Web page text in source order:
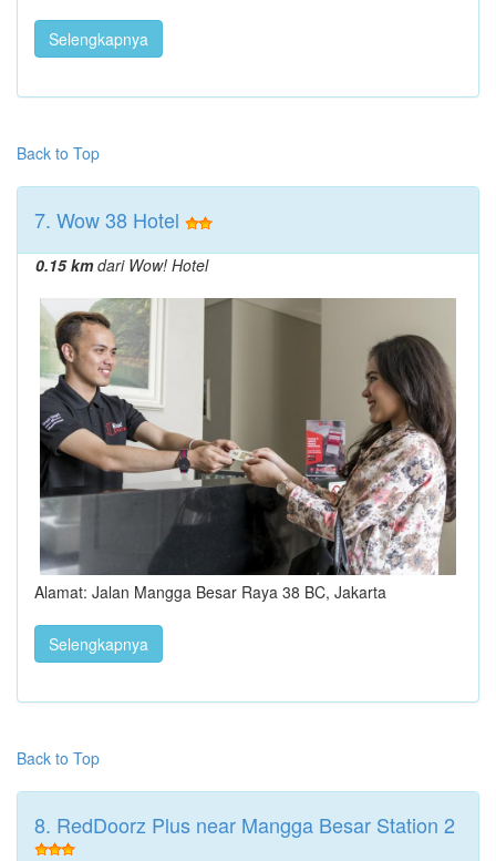
Selengkapnya
Back to Top
7. Wow 38 Hotel
0.15 kmdari Wow! Hotel
Alamat: Jalan Mangga Besar Raya 38 BC, Jakarta
Selengkapnya
Back to Top
8. RedDoorz Plus near Mangga Besar Station 2